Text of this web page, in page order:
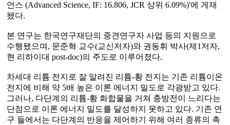
언스 (Advanced Science, IF: 16.806, JCR 상위 6.09%)'에 게재
됐다.
본 연구는 한국연구재단의 중견연구자 사업 등의 지원으로
수행됐으며, 문준혁 교수(교신저자)와 권동휘 박사(제1저자,
현 리하이대 post-doc)의 주도로 이루어졌다.
차세대 리튬 전지로 잘 알려진 리튬-황 전지는 기존 리튬이온
전지에 비해 약 5배 높은 이론 에너지 밀도로 각광받고 있다.
그러나, 다단계의 리튬-황 화합물을 거쳐 충방전이 느리다는
단점으로 이론 에너지 밀도를 달성하지 못하고 있다. 기존 연
구 들에서는 다단계의 반응을 제어하기 위해 여러 종류의 촉